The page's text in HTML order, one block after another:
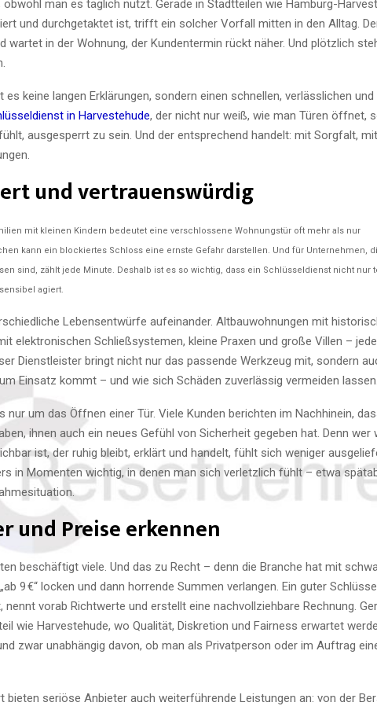
man es täglich nutzt. Gerade in Stadtteilen wie Hamburg-
und durchgetaktet ist, trifft ein solcher Vorfall mitten in den Alltag.
wartet in der Wohnung, der Kundentermin rückt näher. Und plötzlich
keine langen Erklärungen, sondern einen schnellen, verlässlichen und
in Harvestehude, der nicht nur weiß, wie man Türen öffnet,
ausgesperrt zu sein. Und der entsprechend handelt: mit Sorgfalt,
und vertrauenswürdig
mit kleinen Kindern bedeutet eine verschlossene Wohnungstür oft mehr als nur
kann ein blockiertes Schloss eine ernste Gefahr darstellen. Und für Unternehmen,
sind, zählt jede Minute. Deshalb ist es so wichtig, dass ein Schlüsseldienst nicht nur
agiert.
Lebensentwürfe aufeinander. Altbauwohnungen mit
elektronischen Schließsystemen, kleine Praxen und große Villen – jede
Dienstleister bringt nicht nur das passende Werkzeug mit, sondern
Einsatz kommt – und wie sich Schäden zuverlässig vermeiden lassen.
um das Öffnen einer Tür. Viele Kunden berichten im Nachhinein,
ihnen auch ein neues Gefühl von Sicherheit gegeben hat. Denn wer
ist, der ruhig bleibt, erklärt und handelt, fühlt sich weniger
in Momenten wichtig, in denen man sich verletzlich fühlt – etwa
und Preise erkennen
beschäftigt viele. Und das zu Recht – denn die Branche hat mit
9 €“ locken und dann horrende Summen verlangen. Ein guter
vorab Richtwerte und erstellt eine nachvollziehbare Rechnung.
wie Harvestehude, wo Qualität, Diskretion und Fairness erwartet
zwar unabhängig davon, ob man als Privatperson oder im Auftrag
bieten seriöse Anbieter auch weiterführende Leistungen an: von der